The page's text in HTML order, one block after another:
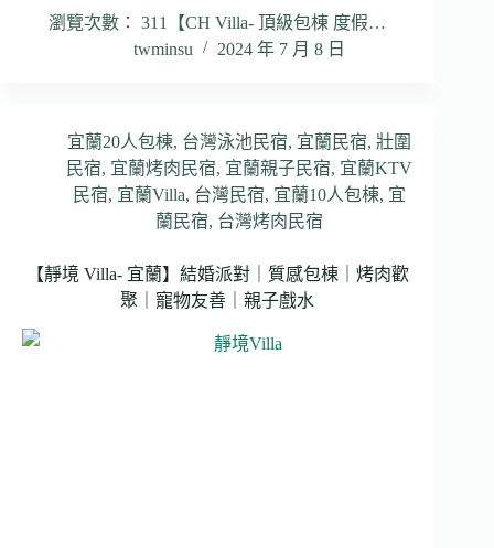
瀏覽次數： 311【CH Villa- 頂級包棟 度假…
twminsu
2024 年 7 月 8 日
宜蘭20人包棟, 台灣泳池民宿, 宜蘭民宿,壯圍
民宿, 宜蘭烤肉民宿, 宜蘭親子民宿, 宜蘭KTV
民宿, 宜蘭Villa, 台灣民宿, 宜蘭10人包棟, 宜
蘭民宿, 台灣烤肉民宿
【靜境 Villa- 宜蘭】結婚派對｜質感包棟｜烤肉歡
聚｜寵物友善｜親子戲水